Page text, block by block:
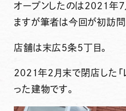
オープンしたのは2021年7
ますが筆者は今回が初訪問
店舗は末広5条5丁目。
2021年2月末で閉店した「
った建物です。